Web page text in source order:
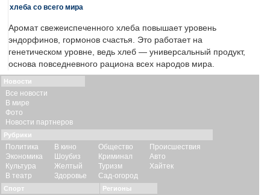
хлеба со всего мира
Аромат свежеиспеченного хлеба повышает уровень
эндорфинов, гормонов счастья. Это работает на
генетическом уровне, ведь хлеб — универсальный продукт,
основа повседневного рациона всех народов мира.
Новости
Все новости
В мире
Фото
Новости партнеров
Рубрики
Политика
Экономика
Культура
В театр
В кино
Шоубиз
Желтый
Здоровье
Общество
Криминал
Туризм
Сад-огород
Происшествия
Авто
Хайтек
Спорт Регионы